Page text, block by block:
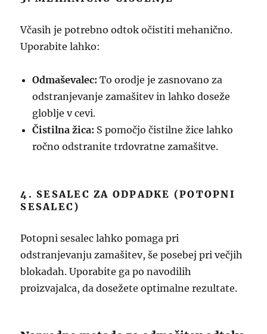
Včasih je potrebno odtok očistiti mehanično.
Uporabite lahko:
Odmaševalec: To orodje je zasnovano za
odstranjevanje zamašitev in lahko doseže
globlje v cevi.
Čistilna žica: S pomočjo čistilne žice lahko
ročno odstranite trdovratne zamašitve.
4. SESALEC ZA ODPADKE (POTOPNI
SESALEC)
Potopni sesalec lahko pomaga pri
odstranjevanju zamašitev, še posebej pri večjih
blokadah. Uporabite ga po navodilih
proizvajalca, da dosežete optimalne rezultate.